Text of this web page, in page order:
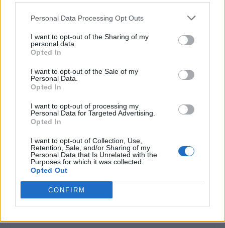
Personal Data Processing Opt Outs
I want to opt-out of the Sharing of my
personal data.
Opted In
I want to opt-out of the Sale of my
Personal Data.
Opted In
I want to opt-out of processing my
Personal Data for Targeted Advertising.
Opted In
I want to opt-out of Collection, Use,
Retention, Sale, and/or Sharing of my
Personal Data that Is Unrelated with the
Purposes for which it was collected.
Opted Out
CONFIRM